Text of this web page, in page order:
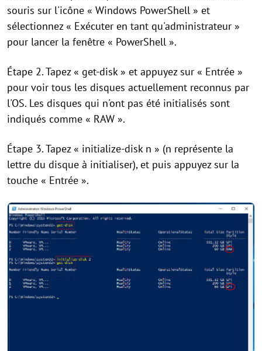
souris sur l'icône « Windows PowerShell » et
sélectionnez « Exécuter en tant qu'administrateur »
pour lancer la fenêtre « PowerShell ».
Étape 2. Tapez « get-disk » et appuyez sur « Entrée »
pour voir tous les disques actuellement reconnus par
l'OS. Les disques qui n'ont pas été initialisés sont
indiqués comme « RAW ».
Étape 3. Tapez « initialize-disk n » (n représente la
lettre du disque à initialiser), et puis appuyez sur la
touche « Entrée ».